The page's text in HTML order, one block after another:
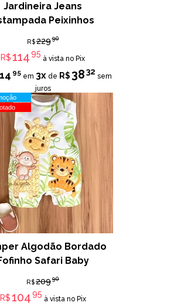
Jardineira Jeans
Peixinhos
R$22990
R$11495
à vista no Pix
95 em 3x de R$ 3832
sem
juros
Algodão Bordado
Safari Baby
R$20990
R$10495
à vista no Pix